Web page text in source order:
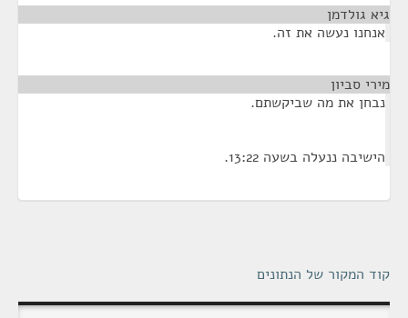
גיא גולדמן
אנחנו נעשה את זה.
מירי סביון
נבחן את מה שביקשתם.
הישיבה ננעלה בשעה 13:22.
קוד המקור של הנתונים